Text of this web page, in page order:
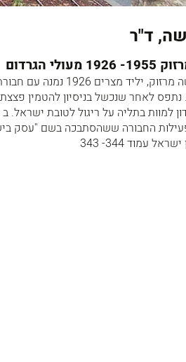
ד"ר
הגרדום
ד"ר ליאטו משה מרזוק,
נתפס לאחר שנכשל בניסיון להטמין
החבורה ששהסתבכה בשם "עסק
עמוד 344- 343